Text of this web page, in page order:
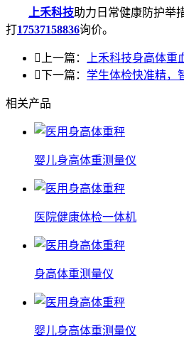
上禾科技助力日常健康防护举
打17537158836询价。
 上一篇：
上禾科技身高体重
下一篇： 学生体检快准精，
相关产品
婴儿身高体重测量仪
医院健康体检一体机
身高体重测量仪
婴儿身高体重测量仪